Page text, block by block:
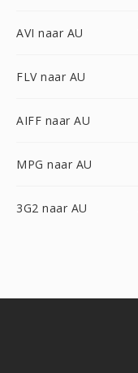
AVI naar AU
FLV naar AU
AIFF naar AU
MPG naar AU
3G2 naar AU